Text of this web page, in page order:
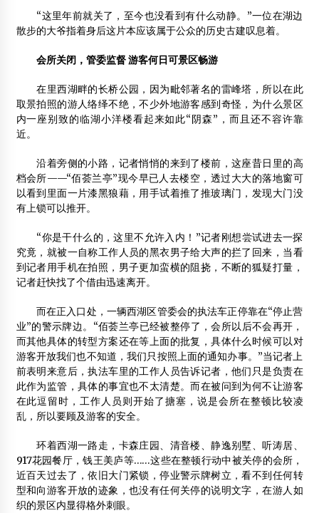
2014中日木结构建筑营造及木材应用技术研讨会
2014年3月5日
“这里年前就关了，至今也没看到有什么动静。”一位在湖边
散步的大爷指着身后这片本应该属于公众的历史古建叹息着。
会所关闭，管委监督 游客何日可景区畅游
在里西湖畔的长桥公园，因为毗邻著名的雷峰塔，所以在此
取景拍照的游人络绎不绝，不少外地游客感到奇怪，为什么景区
内一座别致的临湖小洋楼看起来如此“阴森”，而且还不容许靠
近。
沿着旁侧的小路，记者悄悄的来到了楼前，这座昔日里的高
档会所——“佰荟兰亭”现今早已人去楼空，透过大大的落地窗可
以看到里面一片漆黑狼藉，用手试着推了推玻璃门，发现大门没
有上锁可以推开。
“你是干什么的，这里不允许入内！”记者刚想尝试进去一探
究竟，就被一自称工作人员的黑衣男子给大声的拦了回来，当看
到记者用手机在拍照，男子更加蛮横的阻挠，不断的狐疑打量，
记者赶快找了个借由迅速离开。
而在正入口处，一辆西湖区管委会的执法车正停靠在“停止营
业”的警示牌边。“佰荟兰亭已经被整停了，会所以后不会再开，
而其他具体的转型方案还在等上面的批复，具体什么时候可以对
游客开放我们也不知道，我们只按照上面的通知办事。”当记者上
前表明来意后，执法车里的工作人员告诉记者，他们只是负责在
此作为监管，具体的事宜也不太清楚。而在被问到为何不让游客
在此逗留时，工作人员则开始了搪塞，说是会所在整顿比较凌
乱，所以要顾及游客的安全。
环着西湖一路走，卡森庄园、清音楼、静逸别墅、听涛居、
917花园餐厅，钱王美庐等……这些在整顿行动中被关停的会所，
近百天过去了，依旧大门紧锁，停业警示牌树立，看不到任何转
型和向游客开放的迹象，也没有任何关停的说明文字，在游人如
织的景区内显得格外刺眼。